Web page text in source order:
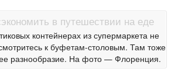
контейнерах из супермаркета не
к буфетам-столовым. Там тоже
разнообразие. На фото — Флоренция.